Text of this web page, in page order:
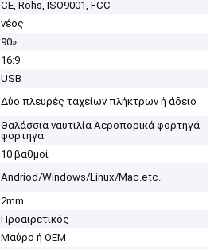
CE, Rohs, ISO9001, FCC
νέος
90»
16:9
USB
Δύο πλευρές ταχείων πλήκτρων ή άδειο
Θαλάσσια ναυτιλία Αεροπορικά φορτηγά
φορτηγά
10 βαθμοί
Andriod/Windows/Linux/Mac.etc.
2mm
Προαιρετικός
Μαύρο ή OEM